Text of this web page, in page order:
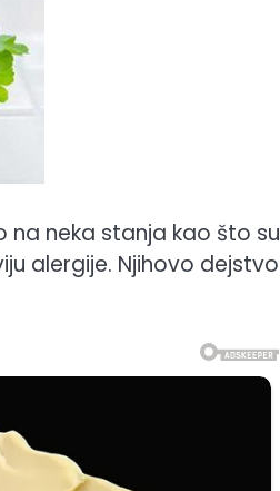
na neka stanja kao što su
alergije. Njihovo dejstvo